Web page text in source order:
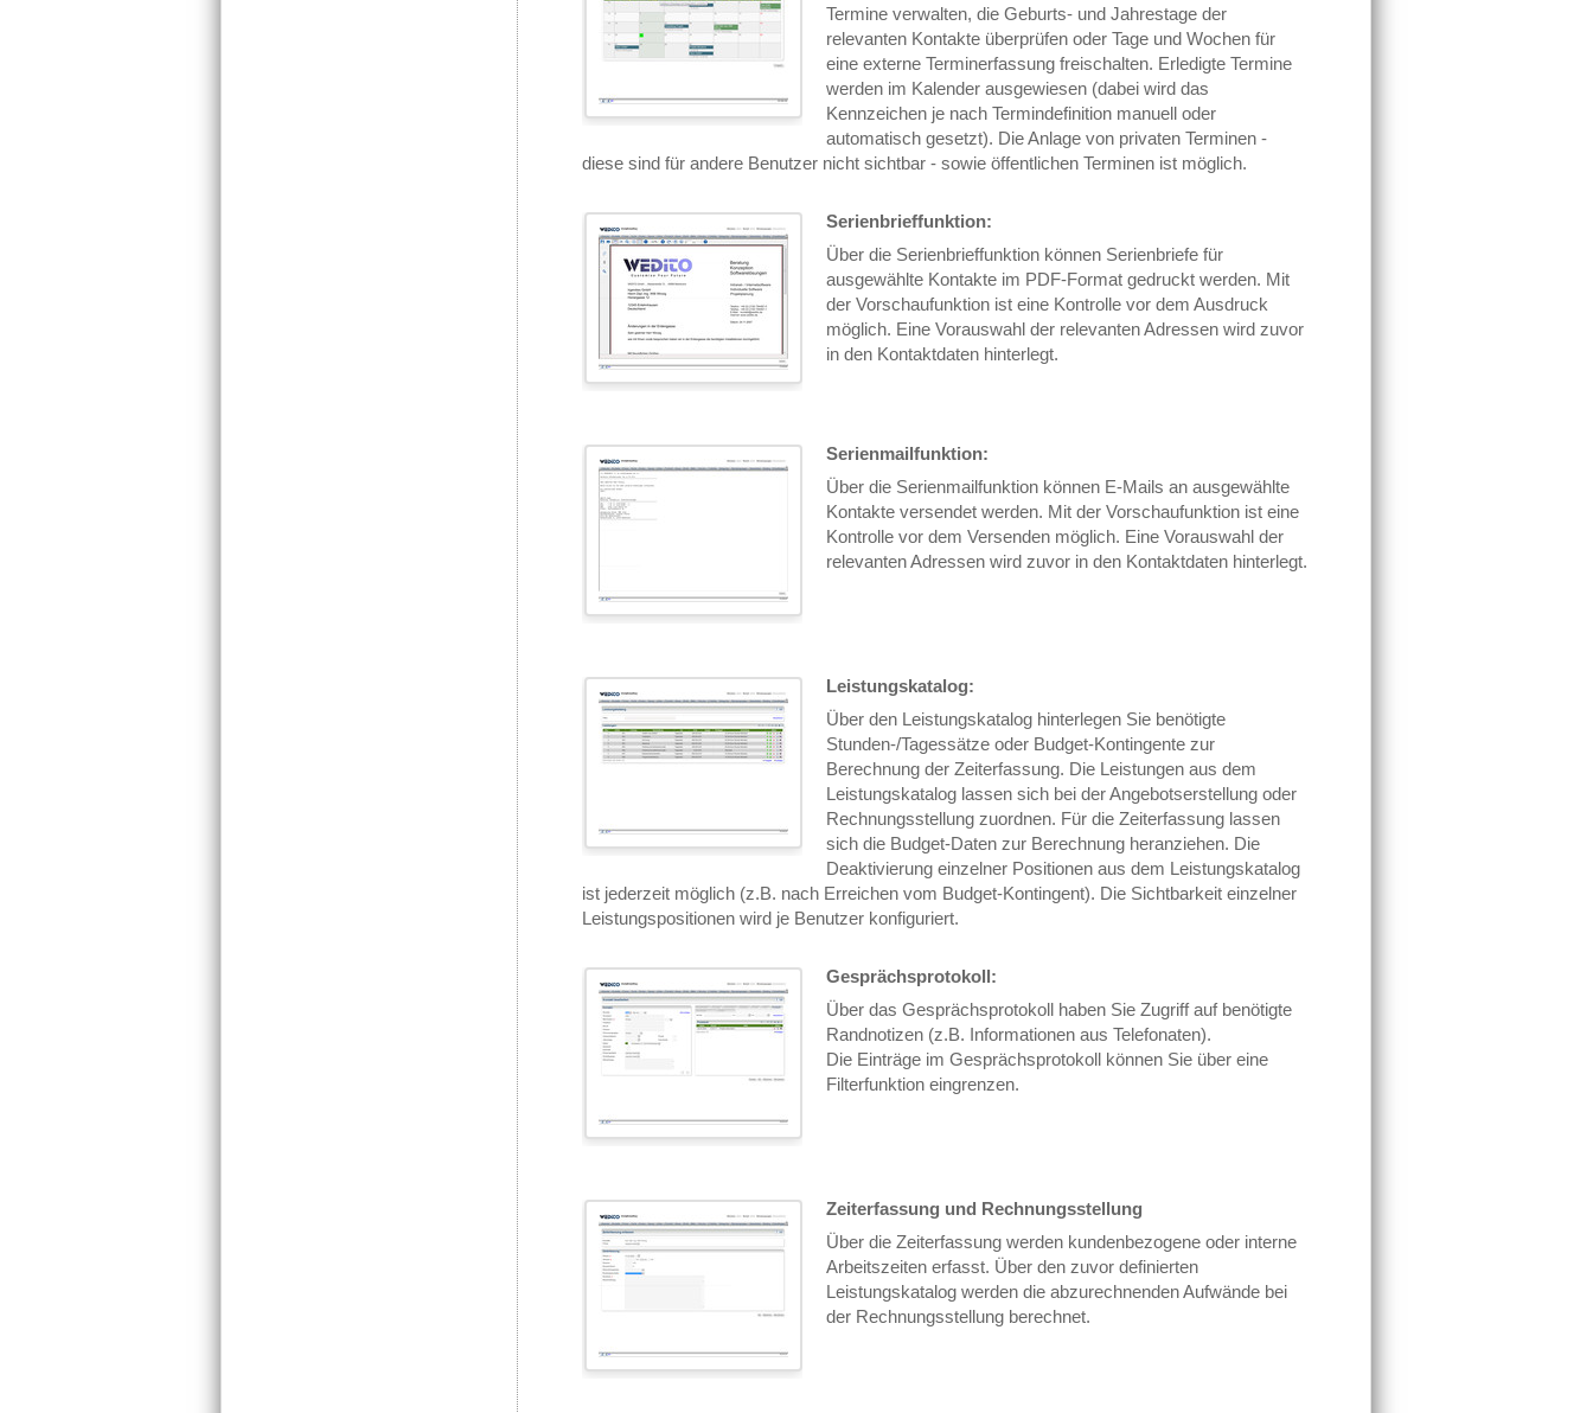
Termine verwalten, die Geburts- und Jahrestage der
relevanten Kontakte überprüfen oder Tage und Wochen für
eine externe Terminerfassung freischalten. Erledigte Termine
werden im Kalender ausgewiesen (dabei wird das
Kennzeichen je nach Termindefinition manuell oder
automatisch gesetzt). Die Anlage von privaten Terminen -
diese sind für andere Benutzer nicht sichtbar - sowie öffentlichen Terminen ist möglich.
Serienbrieffunktion:
Über die Serienbrieffunktion können Serienbriefe für
ausgewählte Kontakte im PDF-Format gedruckt werden. Mit
der Vorschaufunktion ist eine Kontrolle vor dem Ausdruck
möglich. Eine Vorauswahl der relevanten Adressen wird zuvor
in den Kontaktdaten hinterlegt.
Serienmailfunktion:
Über die Serienmailfunktion können E-Mails an ausgewählte
Kontakte versendet werden. Mit der Vorschaufunktion ist eine
Kontrolle vor dem Versenden möglich. Eine Vorauswahl der
relevanten Adressen wird zuvor in den Kontaktdaten hinterlegt.
Leistungskatalog:
Über den Leistungskatalog hinterlegen Sie benötigte
Stunden-/Tagessätze oder Budget-Kontingente zur
Berechnung der Zeiterfassung. Die Leistungen aus dem
Leistungskatalog lassen sich bei der Angebotserstellung oder
Rechnungsstellung zuordnen. Für die Zeiterfassung lassen
sich die Budget-Daten zur Berechnung heranziehen. Die
Deaktivierung einzelner Positionen aus dem Leistungskatalog
ist jederzeit möglich (z.B. nach Erreichen vom Budget-Kontingent). Die Sichtbarkeit einzelner
Leistungspositionen wird je Benutzer konfiguriert.
Gesprächsprotokoll:
Über das Gesprächsprotokoll haben Sie Zugriff auf benötigte
Randnotizen (z.B. Informationen aus Telefonaten).
Die Einträge im Gesprächsprotokoll können Sie über eine
Filterfunktion eingrenzen.
Zeiterfassung und Rechnungsstellung
Über die Zeiterfassung werden kundenbezogene oder interne
Arbeitszeiten erfasst. Über den zuvor definierten
Leistungskatalog werden die abzurechnenden Aufwände bei
der Rechnungsstellung berechnet.